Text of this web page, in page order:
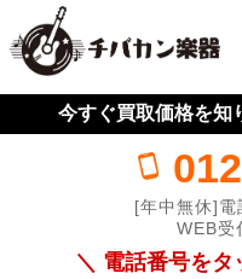
今すぐ買取価格を知
[年中無休]
WEB受
＼ 電話番号をタ